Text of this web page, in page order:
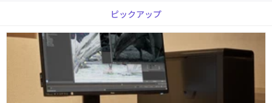
ピックアップ